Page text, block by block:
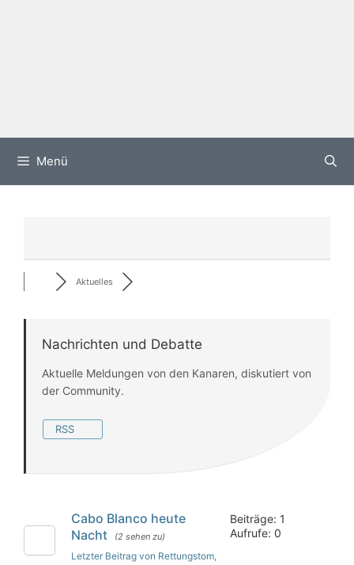
Menü
Aktuelles
Nachrichten und Debatte
Aktuelle Meldungen von den Kanaren, diskutiert von
der Community.
RSS
Cabo Blanco heute
Nacht
(2 sehen zu)
Letzter Beitrag von Rettungstom,
Beiträge: 1
Aufrufe: 0